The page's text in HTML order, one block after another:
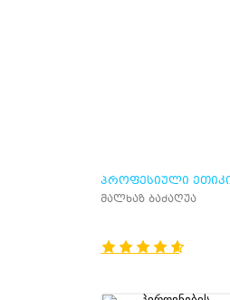
ᲞᲠᲝᲤᲔᲡᲘᲣᲚᲘ
ᲡᲐᲤᲣᲫᲕᲚᲔᲑᲘ
მალხაზ ბაძაღუა